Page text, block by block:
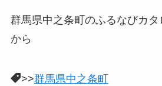
群馬県中之条町のふるなびカタ
から
>>群馬県中之条町